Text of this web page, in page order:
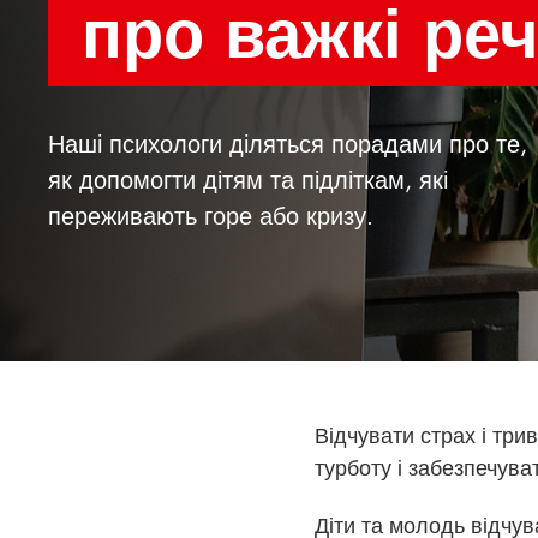
про важкі
Наші психологи діляться порадами про те,
як допомогти дітям та підліткам, які
переживають горе або кризу.
Відчувати страх і
турботу і
Діти та молодь